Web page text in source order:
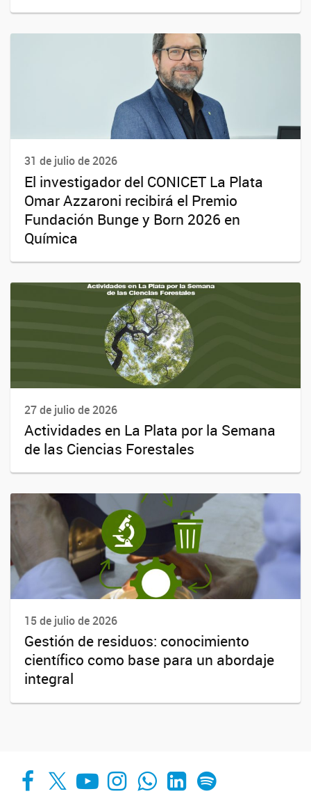
31 de julio de 2026
El investigador del CONICET La Plata
Omar Azzaroni recibirá el Premio
Fundación Bunge y Born 2026 en
Química
27 de julio de 2026
Actividades en La Plata por la Semana
de las Ciencias Forestales
15 de julio de 2026
Gestión de residuos: conocimiento
científico como base para un abordaje
integral
Facebook
X YouTube
Instagram
Whats AppLinkedIn
Spotify